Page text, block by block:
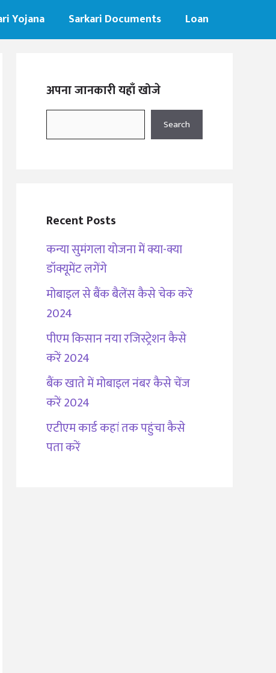
Yojana Sarkari Documents Loan
अपना जानकारी यहाँ खोजे
Search
Recent Posts
कन्या सुमंगला योजना में क्या-क्या
डॉक्यूमेंट लगेंगे
मोबाइल से बैंक बैलेंस कैसे चेक करें
2024
पीएम किसान नया रजिस्ट्रेशन कैसे
करें 2024
बैंक खाते में मोबाइल नंबर कैसे चेंज
करें 2024
एटीएम कार्ड कहां तक पहुंचा कैसे
पता करें